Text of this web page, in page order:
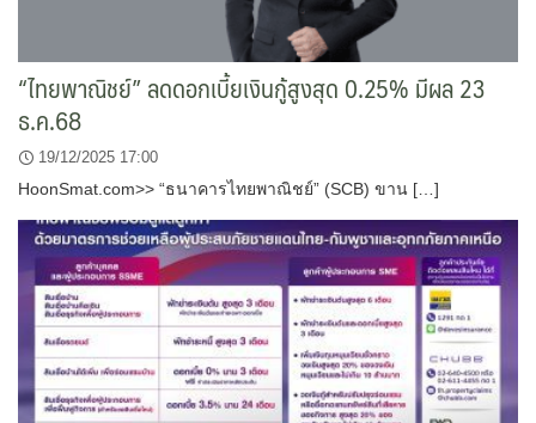
“ไทยพาณิชย์” ลดดอกเบี้ยเงินกู้สูงสุด 0.25% มีผล 23
ธ.ค.68
19/12/2025 17:00
HoonSmat.com>> “ธนาคารไทยพาณิชย์” (SCB) ขาน […]